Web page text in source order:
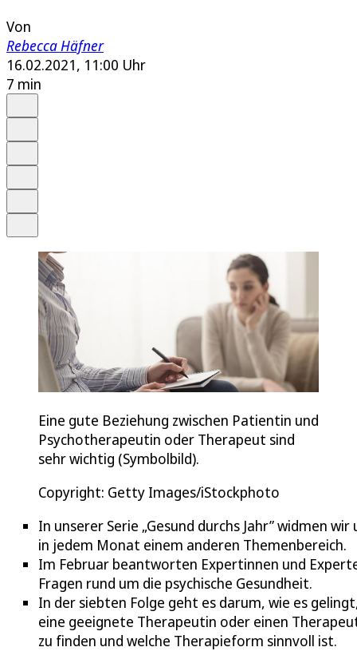
Von
Rebecca Häfner
16.02.2021, 11:00 Uhr
7 min
Eine gute Beziehung zwischen Patientin und
Psychotherapeutin oder Therapeut sind
sehr wichtig (Symbolbild).
Copyright: Getty Images/iStockphoto
In unserer Serie „Gesund durchs Jahr” widmen wir
in jedem Monat einem anderen Themenbereich.
Im Februar beantworten Expertinnen und
Fragen rund um die psychische Gesundheit.
In der siebten Folge geht es darum, wie es
eine geeignete Therapeutin oder einen
zu finden und welche Therapieform sinnvoll ist.